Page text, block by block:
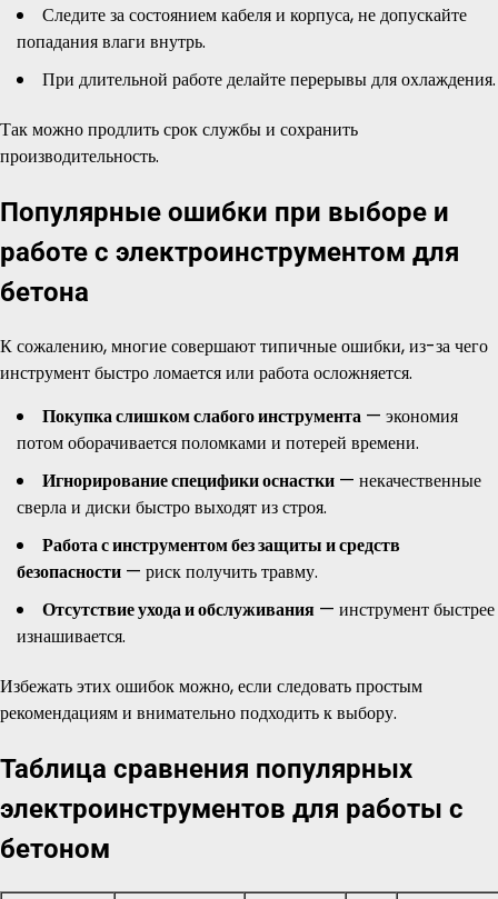
Следите за состоянием кабеля и корпуса, не допускайте
попадания влаги внутрь.
При длительной работе делайте перерывы для охлаждения.
Так можно продлить срок службы и сохранить
производительность.
Популярные ошибки при выборе и
работе с электроинструментом для
бетона
К сожалению, многие совершают типичные ошибки, из-за чего
инструмент быстро ломается или работа осложняется.
Покупка слишком слабого инструмента — экономия
потом оборачивается поломками и потерей времени.
Игнорирование специфики оснастки — некачественные
сверла и диски быстро выходят из строя.
Работа с инструментом без защиты и средств
безопасности — риск получить травму.
Отсутствие ухода и обслуживания — инструмент быстрее
изнашивается.
Избежать этих ошибок можно, если следовать простым
рекомендациям и внимательно подходить к выбору.
Таблица сравнения популярных
электроинструментов для работы с
бетоном